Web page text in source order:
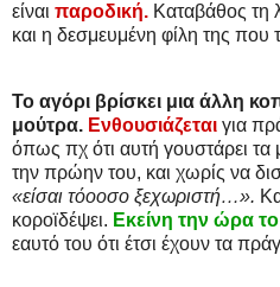
είναι παροδική. Καταβάθος τη
και η δεσμευμένη φίλη της που
Το αγόρι βρίσκει μια άλλη
μούτρα. Ενθουσιάζεται για
όπως πχ ότι αυτή γουστάρει τα
την πρώην του, και χωρίς να
«είσαι τόοοσο ξεχωριστή…».
κοροϊδέψει. Εκείνη την ώρα το
εαυτό του ότι έτσι έχουν τα